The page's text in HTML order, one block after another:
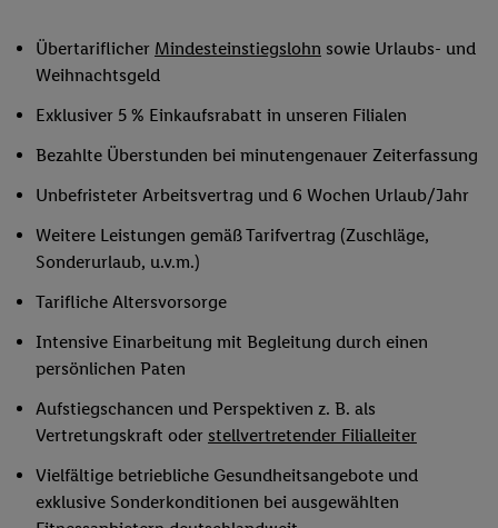
Übertariflicher Mindesteinstiegslohn sowie Urlaubs- und
Weihnachtsgeld
Exklusiver 5 % Einkaufsrabatt in unseren Filialen
Bezahlte Überstunden bei minutengenauer Zeiterfassung
Unbefristeter Arbeitsvertrag und 6 Wochen Urlaub/Jahr
Weitere Leistungen gemäß Tarifvertrag (Zuschläge,
Sonderurlaub, u.v.m.)
Tarifliche Altersvorsorge
Intensive Einarbeitung mit Begleitung durch einen
persönlichen Paten
Aufstiegschancen und Perspektiven z. B. als
Vertretungskraft oder stellvertretender Filialleiter
Vielfältige betriebliche Gesundheitsangebote und
exklusive Sonderkonditionen bei ausgewählten